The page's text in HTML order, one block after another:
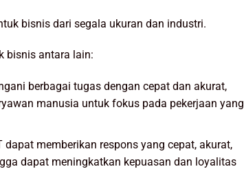
bisnis dari segala ukuran dan industri.
bisnis antara lain:
berbagai tugas dengan cepat dan akurat,
manusia untuk fokus pada pekerjaan yang
memberikan respons yang cepat, akurat,
dapat meningkatkan kepuasan dan loyalitas